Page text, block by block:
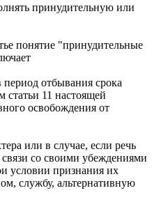
принудительную или
понятие "принудительные
отбывания срока
статьи 11 настоящей
освобождения от
или в случае, если речь
со своими убеждениями
условии признания их
службу, альтернативную